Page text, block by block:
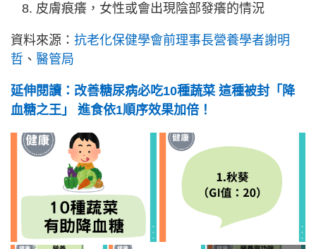
皮膚痕癢，女性或會出現陰部發癢的情況
資料來源： 抗老化保健學會前理事長營養學者謝明
哲 、 醫管局
延伸閱讀：改善糖尿病必吃10種蔬菜 這種被封「降
血糖之王」 進食依1順序效果加倍！